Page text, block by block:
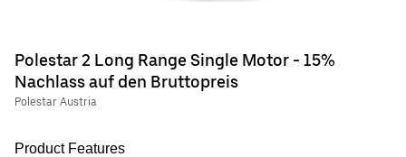
Polestar 2 Long Range Single Motor - 15%
Nachlass auf den Bruttopreis
Polestar Austria
Product Features